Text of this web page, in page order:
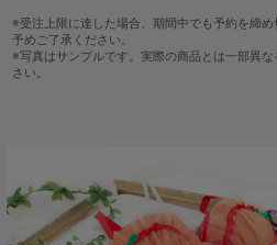
※受注上限に達した場合、期間中でも予約を締め
予めご了承ください。
※写真はサンプルです。実際の商品とは一部異
さい。